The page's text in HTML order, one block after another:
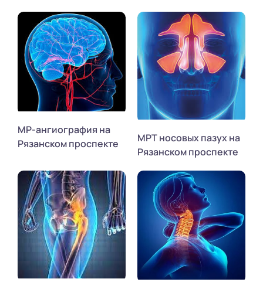
МР-ангиография на
Рязанском проспекте
МРТ носовых пазух на
Рязанском проспекте